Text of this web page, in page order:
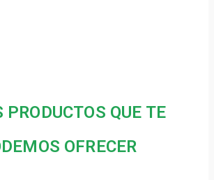
PRODUCTOS QUE TE
OFRECER